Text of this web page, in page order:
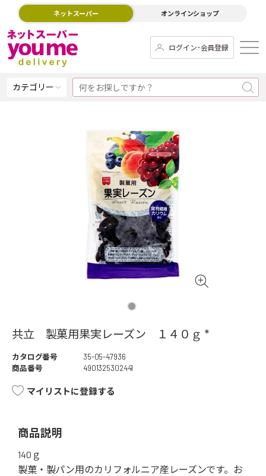
ネットスーパー オンラインショップ
ログイン･会員登録
カテゴリー
共立 製菓用果実レーズン １４０ｇ *
カタログ番号
35-05-47936
商品番号
4901325302441
マイリストに登録する
商品説明
140ｇ
製菓・製パン用のカリフォルニア産レーズンです。お